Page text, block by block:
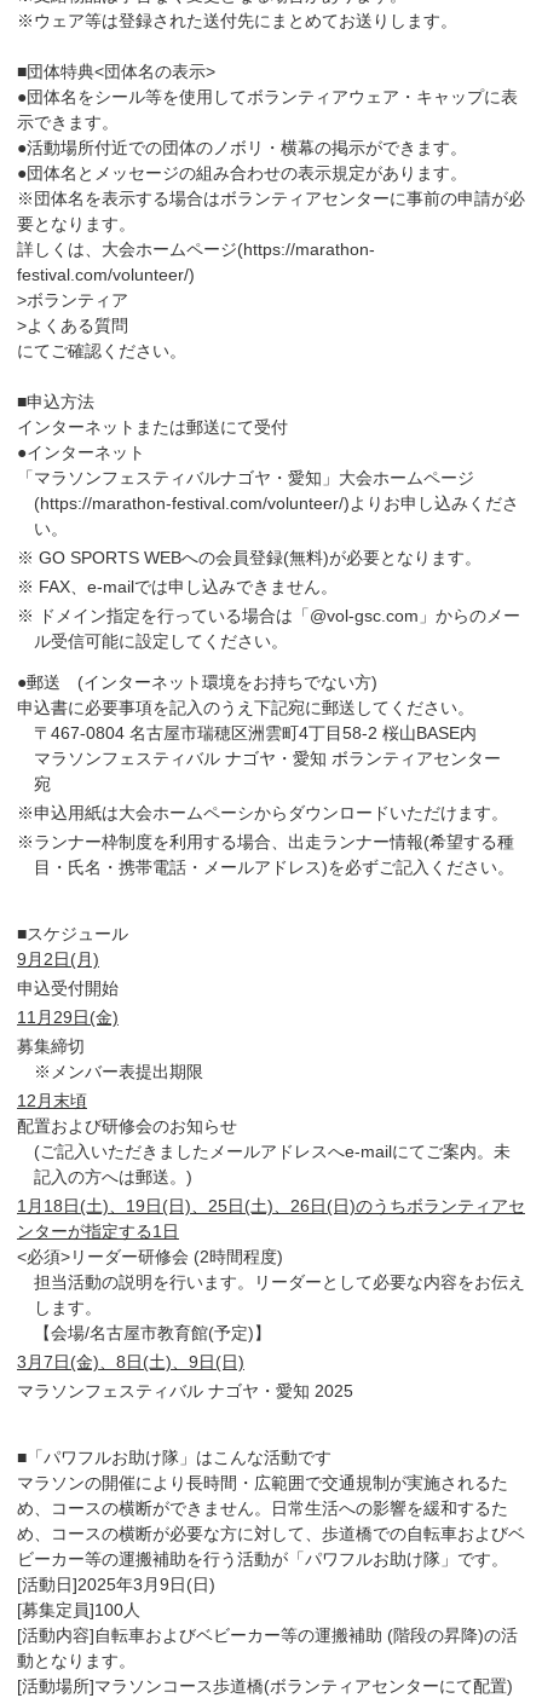
※ウェア等は登録された送付先にまとめてお送りします。
■団体特典<団体名の表示>
●団体名をシール等を使用してボランティアウェア・キャップに表
示できます。
●活動場所付近での団体のノボリ・横幕の掲示ができます。
●団体名とメッセージの組み合わせの表示規定があります。
※団体名を表示する場合はボランティアセンターに事前の申請が必
要となります。
詳しくは、大会ホームページ(https://marathon-
festival.com/volunteer/)
>ボランティア
>よくある質問
にてご確認ください。
■申込方法
インターネットまたは郵送にて受付
●インターネット
「マラソンフェスティバルナゴヤ・愛知」大会ホームページ
(https://marathon-festival.com/volunteer/)よりお申し込みくださ
い。
※ GO SPORTS WEBへの会員登録(無料)が必要となります。
※ FAX、e-mailでは申し込みできません。
※ ドメイン指定を行っている場合は「@vol-ɡsc.com」からのメー
ル受信可能に設定してください。
●郵送 (インターネット環境をお持ちでない方)
申込書に必要事項を記入のうえ下記宛に郵送してください。
〒467-0804 名古屋市瑞穂区洲雲町4丁目58-2 桜山BASE内
マラソンフェスティバル ナゴヤ・愛知 ボランティアセンター
宛
※申込用紙は大会ホームペーシからダウンロードいただけます。
※ランナー枠制度を利用する場合、出走ランナー情報(希望する種
目・氏名・携帯電話・メールアドレス)を必ずご記入ください。
■スケジュール
9月2日(月)
申込受付開始
11月29日(金)
募集締切
※メンバー表提出期限
12月末頃
配置および研修会のお知らせ
(ご記入いただきましたメールアドレスへe-mailにてご案内。未
記入の方へは郵送。)
1月18日(土)、19日(日)、25日(土)、26日(日)のうちボランティアセ
ンターが指定する1日
<必須>リーダー研修会 (2時間程度)
担当活動の説明を行います。リーダーとして必要な内容をお伝え
します。
【会場/名古屋市教育館(予定)】
3月7日(金)、8日(土)、9日(日)
マラソンフェスティバル ナゴヤ・愛知 2025
■「パワフルお助け隊」はこんな活動です
マラソンの開催により長時間・広範囲で交通規制が実施されるた
め、コースの横断ができません。日常生活への影響を緩和するた
め、コースの横断が必要な方に対して、歩道橋での自転車およびベ
ビーカー等の運搬補助を行う活動が「パワフルお助け隊」です。
[活動日]2025年3月9日(日)
[募集定員]100人
[活動内容]自転車およびベビーカー等の運搬補助 (階段の昇降)の活
動となります。
[活動場所]マラソンコース歩道橋(ボランティアセンターにて配置)